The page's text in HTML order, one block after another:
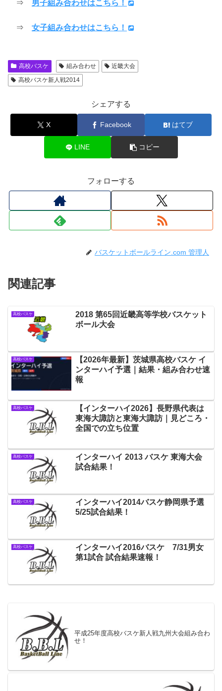
⇒ 男子組み合わせはこちら！
⇒ 女子組み合わせはこちら！
高校バスケ 組み合わせ
近畿大会
高校バスケ新人戦2014
シェアする
X Facebook はてブ
LINE コピー
フォローする
バスケットボールライン.com 管理人
関連記事
高校バスケ
2018 第65回近畿高等学校バスケット
ボール大会
高校バスケ
【2026年最新】茨城県高校バスケ イ
ンターハイ予選｜結果・組み合わせ速
報
高校バスケ
【インターハイ2026】長野県代表は
東海大諏訪と東海大諏訪｜見どころ・
全国での立ち位置
高校バスケ
インターハイ 2013 バスケ 東海大会
試合結果！
高校バスケ
インターハイ2014バスケ静岡県予選
5/25試合結果！
高校バスケ
インターハイ2016バスケ 7/31男女
第1試合 試合結果速報！
平成25年度高校バスケ新人戦九州大会組み合わ
せ！